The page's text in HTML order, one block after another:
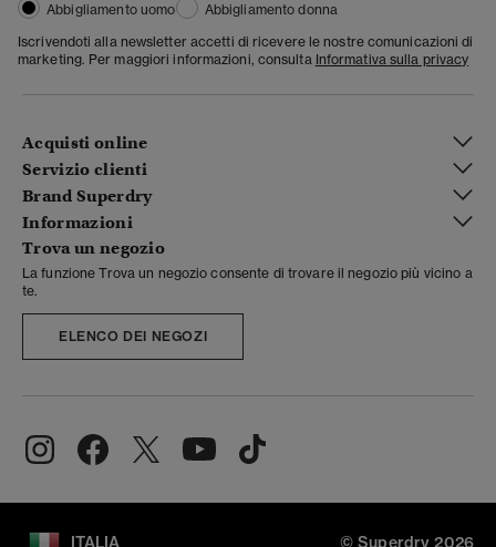
Abbigliamento uomo
Abbigliamento donna
Iscrivendoti alla newsletter accetti di ricevere le nostre comunicazioni di
marketing. Per maggiori informazioni, consulta Informativa sulla privacy
Acquisti online
Servizio clienti
Brand Superdry
Informazioni
Trova un negozio
La funzione Trova un negozio consente di trovare il negozio più vicino a
te.
ELENCO DEI NEGOZI
ITALIA © Superdry 2026